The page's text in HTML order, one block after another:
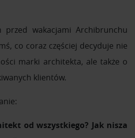
wakacjami Archibrunchu
co coraz częściej decyduje nie
marki architekta, ale także o
klientów.
od wszystkiego? Jak nisza